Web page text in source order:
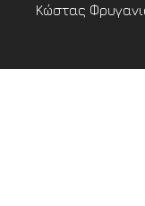
Κώστας